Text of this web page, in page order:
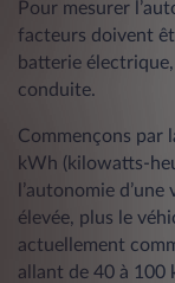
Pour mesurer
facteurs doivent
batterie
conduite.
Commençons par
kWh (kilowatts-
l’autonomie
élevée, plus le
actuellement
allant de 40 à 100